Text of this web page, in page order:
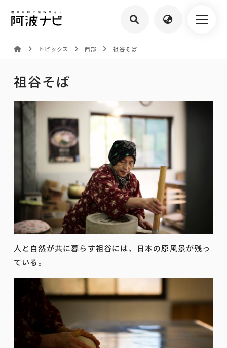
トピックス 西部 祖谷そば
祖谷そば
人と自然が共に暮らす祖谷には、日本の原風景が残っ
ている。